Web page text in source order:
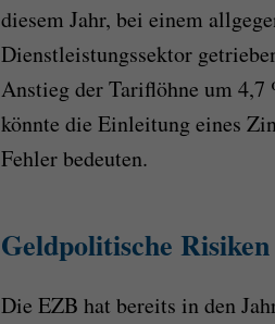
diesem Jahr, bei einem
Dienstleistungssektor
Anstieg der Tariflöhne um
könnte die Einleitung eines
Fehler bedeuten.
Geldpolitische
Die EZB hat bereits in den